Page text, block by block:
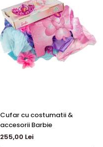
Cufar cu costumatii &
accesorii Barbie
255,00 Lei